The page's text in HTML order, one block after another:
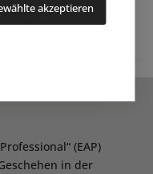
akzeptieren
(EAP)
in der